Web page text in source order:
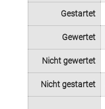
Gestartet
Gewertet
Nicht gewertet
Nicht gestartet